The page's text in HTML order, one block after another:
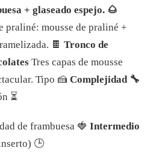
+ glaseado espejo. 🌰
praliné: mousse de praliné +
🍫 Tronco de
Tres capas de mousse
Tipo 🍰 Complejidad 🔧
⏳
de frambuesa 🍓 Intermedio
🕒